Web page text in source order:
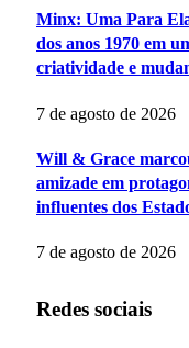
Minx: Uma Para
dos anos 1970 em
criatividade e
7 de agosto de 2026
Will & Grace
amizade em
influentes dos
7 de agosto de 2026
Redes sociais